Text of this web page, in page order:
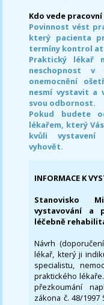
Kdo vede
Povinnost vést
který pacienta
termíny kontrol
Praktický lékař
neschopnost
onemocnění
nesmí vystavit a
svou odbornost.
Pokud budete
lékařem, který
kvůli vystavení
vyhovět.
INFORMACE K
Stanovisko
vystavování a
léčebně
Návrh
lékař, který ji
specialistu,
praktického
přezkoumání
zákona č. 48/